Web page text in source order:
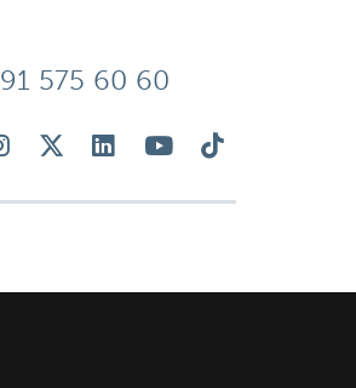
91 575 60 60